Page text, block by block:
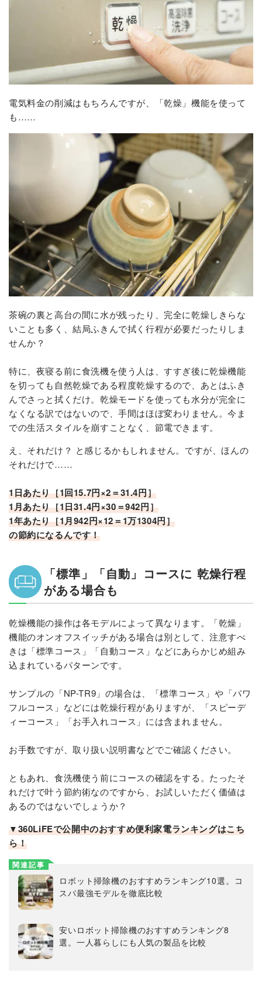
電気料金の削減はもちろんですが、「乾燥」機能を使って
も……
茶碗の裏と高台の間に水が残ったり、完全に乾燥しきらな
いことも多く、結局ふきんで拭く行程が必要だったりしま
せんか？
特に、夜寝る前に食洗機を使う人は、すすぎ後に乾燥機能
を切っても自然乾燥である程度乾燥するので、あとはふき
んでさっと拭くだけ。乾燥モードを使っても水分が完全に
なくなる訳ではないので、手間はほぼ変わりません。今ま
での生活スタイルを崩すことなく、節電できます。
え、それだけ？ と感じるかもしれません。ですが、ほんの
それだけで……
1日あたり［1回15.7円×2＝31.4円］
1月あたり［1日31.4円×30＝942円］
1年あたり［1月942円×12＝1万1304円］
の節約になるんです！
「標準」「自動」コースに 乾燥行程
がある場合も
乾燥機能の操作は各モデルによって異なります。「乾燥」
機能のオンオフスイッチがある場合は別として、注意すべ
きは「標準コース」「自動コース」などにあらかじめ組み
込まれているパターンです。
サンプルの「NP-TR9」の場合は、「標準コース」や「パワ
フルコース」などには乾燥行程がありますが、「スピーデ
ィーコース」「お手入れコース」には含まれません。
お手数ですが、取り扱い説明書などでご確認ください。
ともあれ、食洗機使う前にコースの確認をする。たったそ
れだけで叶う節約術なのですから、お試しいただく価値は
あるのではないでしょうか？
▼360LiFEで公開中のおすすめ便利家電ランキングはこち
ら！
関連記事
ロボット掃除機のおすすめランキング10選。コ
スパ最強モデルを徹底比較
安いロボット掃除機のおすすめランキング8
選。一人暮らしにも人気の製品を比較